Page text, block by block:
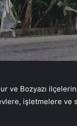
ve Bozyazı
işletmelere ve